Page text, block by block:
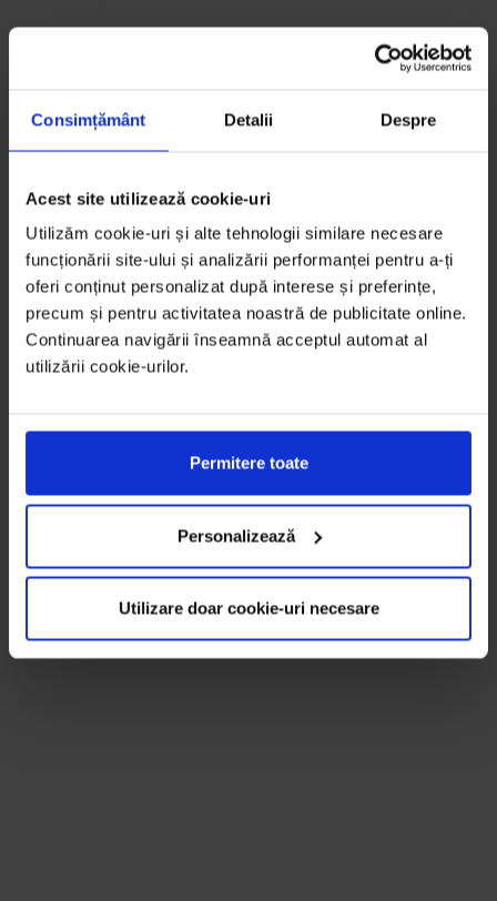
Consimțământ Detalii Despre
Acest site utilizează cookie-uri
Utilizăm cookie-uri și alte tehnologii similare necesare
funcționării site-ului și analizării performanței pentru a-ți
oferi conținut personalizat după interese și preferințe,
precum și pentru activitatea noastră de publicitate online.
Continuarea navigării înseamnă acceptul automat al
utilizării cookie-urilor.
Permitere toate
Personalizează
Utilizare doar cookie-uri necesare